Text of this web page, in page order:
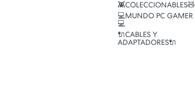
👾COLECCIONABLES🧸
💻MUNDO PC GAMER
💻
🔌CABLES Y
ADAPTADORES🔌